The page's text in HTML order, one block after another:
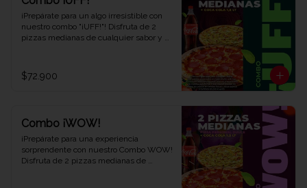
¡Prepárate para un algo irresistible con
nuestro combo "¡UFF!"! Disfruta de 2
pizzas medianas de cualquier sabor y
tus antojos y deleitar tus sentidos. ¡Ven
y descubre el combo que te hará decir
$72.900
Combo ¡WOW!
¡Prepárate para una experiencia
sorprendente con nuestro Combo WOW!
Disfruta de 2 pizzas medianas de